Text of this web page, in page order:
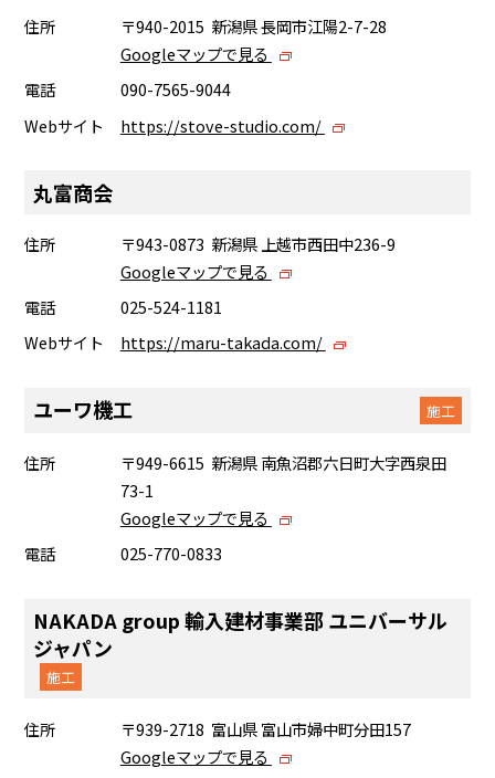
住所
〒940-2015 新潟県 長岡市江陽2-7-28
Googleマップで見る
電話
090-7565-9044
Webサイト
https://stove-studio.com/
丸富商会
住所
〒943-0873 新潟県 上越市西田中236-9
Googleマップで見る
電話
025-524-1181
Webサイト
https://maru-takada.com/
ユーワ機工 施工
住所
〒949-6615 新潟県 南魚沼郡六日町大字西泉田
73-1
Googleマップで見る
電話
025-770-0833
NAKADA group 輸入建材事業部 ユニバーサル
ジャパン
施工
住所
〒939-2718 富山県 富山市婦中町分田157
Googleマップで見る